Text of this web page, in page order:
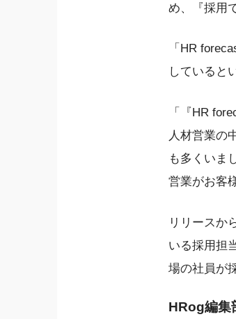
め、『採用
「HR
していると
「『HR
人材営業の
も多くいま
営業がお客
リリースか
いる採用担
場の社員が
HRog編集